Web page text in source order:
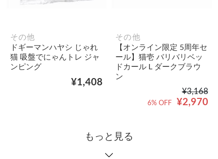
その他
ドギーマンハヤシ じゃれ
猫 吸盤でにゃんトレ ジャ
ンピング
¥1,408
その他
【オンライン限定 5周年セ
ール】猫壱 バリバリベッ
ドカール L ダークブラウ
ン
¥3,168
¥2,970
6% OFF
もっと見る